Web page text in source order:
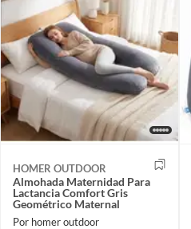
HOMER OUTDOOR
Almohada Maternidad Para
Lactancia Comfort Gris
Geométrico Maternal
Por homer outdoor